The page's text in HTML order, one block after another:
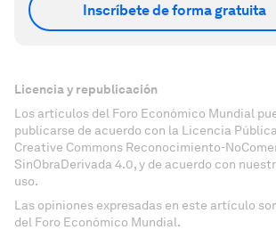
Inscríbete de forma gratuita
Licencia y republicación
Los artículos del Foro Económico Mundial
publicarse de acuerdo con la Licencia
Creative Commons Reconocimiento-
SinObraDerivada 4.0, y de acuerdo con
uso.
Las opiniones expresadas en este artículo
del Foro Económico Mundial.